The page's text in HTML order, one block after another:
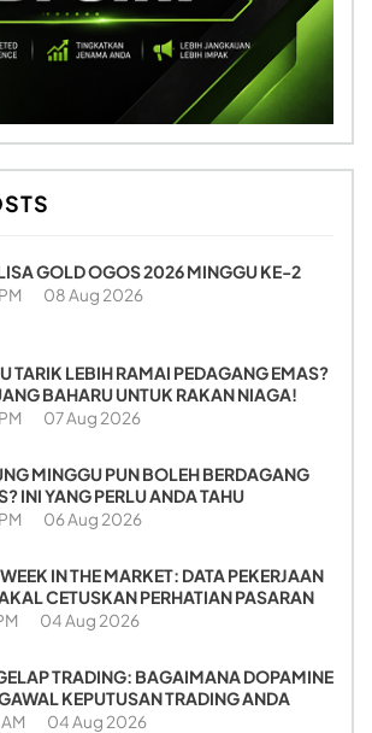
GOLD OGOS 2026 MINGGU KE-2
08 Aug 2026
TARIK LEBIH RAMAI PEDAGANG EMAS?
BAHARU UNTUK RAKAN NIAGA!
07 Aug 2026
MINGGU PUN BOLEH BERDAGANG
INI YANG PERLU ANDA TAHU
06 Aug 2026
IN THE MARKET: DATA PEKERJAAN
CETUSKAN PERHATIAN PASARAN
04 Aug 2026
TRADING: BAGAIMANA DOPAMINE
KEPUTUSAN TRADING ANDA
04 Aug 2026